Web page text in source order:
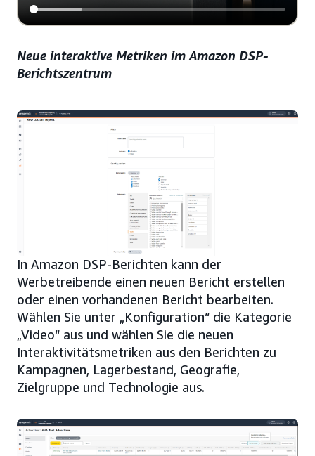
Neue interaktive Metriken im Amazon DSP-
Berichtszentrum
In Amazon DSP-Berichten kann der
Werbetreibende einen neuen Bericht erstellen
oder einen vorhandenen Bericht bearbeiten.
Wählen Sie unter „Konfiguration“ die Kategorie
„Video“ aus und wählen Sie die neuen
Interaktivitätsmetriken aus den Berichten zu
Kampagnen, Lagerbestand, Geografie,
Zielgruppe und Technologie aus.